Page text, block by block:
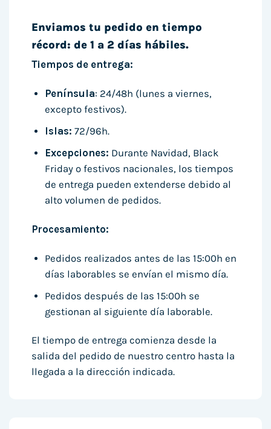
Enviamos tu pedido en tiempo
récord: de 1 a 2 días hábiles.
Tiempos de entrega:
Península: 24/48h (lunes a viernes,
excepto festivos).
Islas: 72/96h.
Excepciones: Durante Navidad, Black
Friday o festivos nacionales, los tiempos
de entrega pueden extenderse debido al
alto volumen de pedidos.
Procesamiento:
Pedidos realizados antes de las 15:00h en
días laborables se envían el mismo día.
Pedidos después de las 15:00h se
gestionan al siguiente día laborable.
El tiempo de entrega comienza desde la
salida del pedido de nuestro centro hasta la
llegada a la dirección indicada.